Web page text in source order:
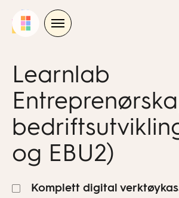
Learnlab
og EBU2)
Komplett digital